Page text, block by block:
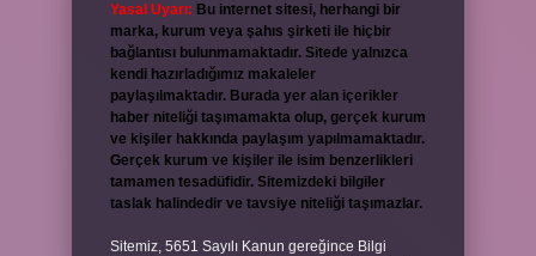
Yasal Uyarı: Bu internet sitesi, herhangi bir
marka, kurum veya şahıs şirketi ile hiçbir
bağlantısı bulunmamaktadır. Sitede yalnızca
kendi hazırladığımız makaleler
paylaşılmaktadır. Burada yer alan içerikler
haber niteliği taşımamakta olup, gerçek kurum
ve kişiler hakkında paylaşım yapılmamaktadır.
Gerçek kurum ve kişiler ile isim benzerlikleri
tamamen tesadüfidir. Sitemizdeki bilgiler
taslak halindedir ve tavsiye niteliği taşımazlar.
Sitemiz, 5651 Sayılı Kanun gereğince Bilgi